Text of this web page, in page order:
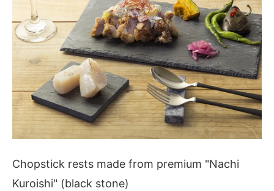
Chopstick rests made from premium "Nachi
Kuroishi" (black stone)